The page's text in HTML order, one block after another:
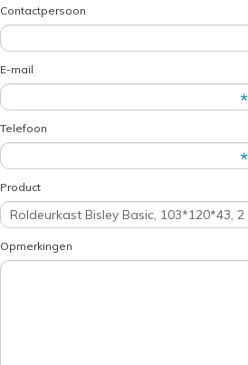
Contactpersoon
E-mail
Telefoon
Product
Opmerkingen